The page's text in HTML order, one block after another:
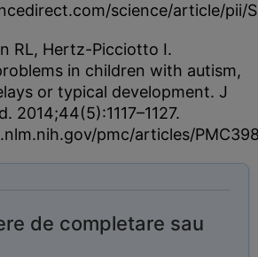
science/article/pii/
RL, Hertz-Picciotto I.
in children with autism,
or typical development. J
2014;44(5):1117–1127.
pmc/articles/
de completare sau